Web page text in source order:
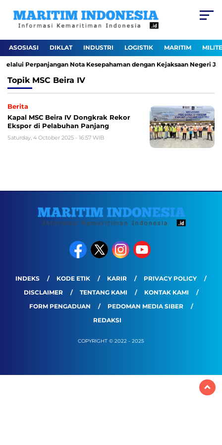
ASOSIASI DIKLAT INDUSTRI LOGISTIK MARITIM
Perpanjangan Nota Kesepahaman dengan Kejaksaan Negeri
Topik MSC Beira IV
Berita
Kapal MSC Beira IV Dongkrak Rekor
Ekspor di Pelabuhan Panjang
Saturday, 4 October 2025 - 16:57 WIB
INDEKS KODE ETIK KARIR
PRIVACY POLICY
DISCLAIMER
TENTANG KAMI
KONTAK KAMI
FORM PENGADUAN
PEDOMAN MEDIA SIBER
REDAKSI
COPYRIGHT © 2022 - 2025